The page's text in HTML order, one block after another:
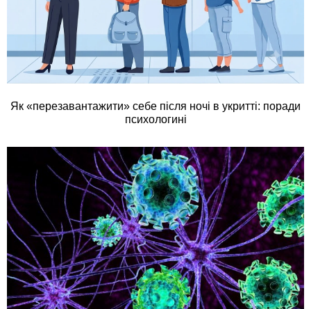
Як «перезавантажити» себе після ночі в укритті: поради
психологині